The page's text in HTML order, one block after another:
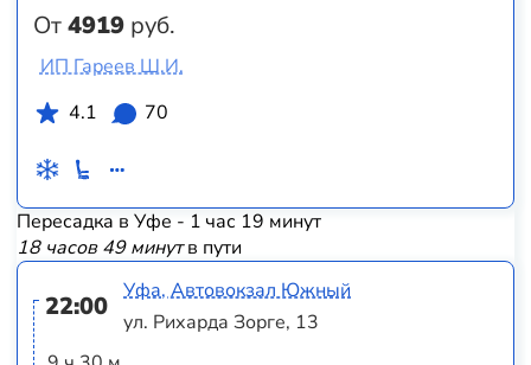
От4919 руб.
ИП Гареев Ш.И.
4.1
70
Пересадка в Уфе - 1 час 19 минут
18 часов 49 минутв пути
22:00
Уфа, Автовокзал Южный
ул. Рихарда Зорге, 13